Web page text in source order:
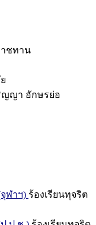
าชทาน
ญญา อักษรย่อ
ฬาฯ) ร้องเรียนทุจริต